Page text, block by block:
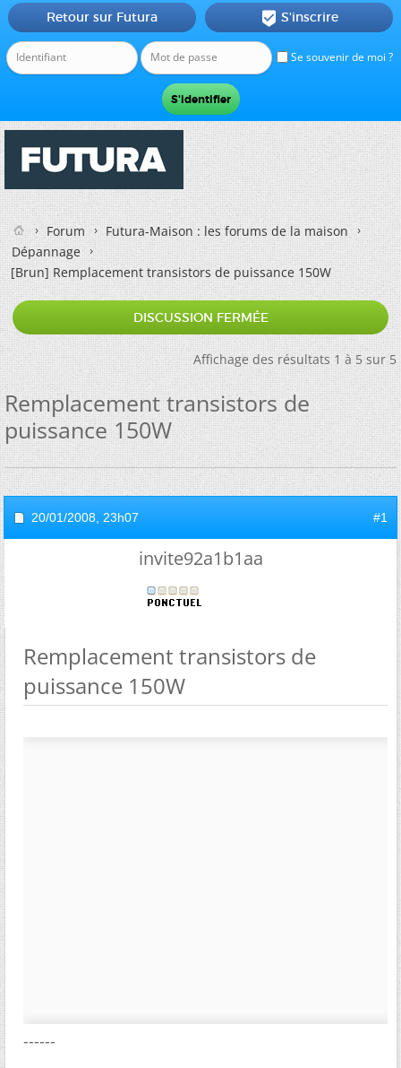
Se souvenir de moi ?
Retour sur Futura  S'inscrire
Forum
Futura-Maison : les forums de la maison
Dépannage
[Brun]Remplacement transistors de puissance 150W
DISCUSSION FERMÉE
Affichage des résultats 1 à 5 sur 5
Remplacement transistors de
puissance 150W
20/01/2008, 23h07 #1
invite92a1b1aa
Remplacement transistors de
puissance 150W
------